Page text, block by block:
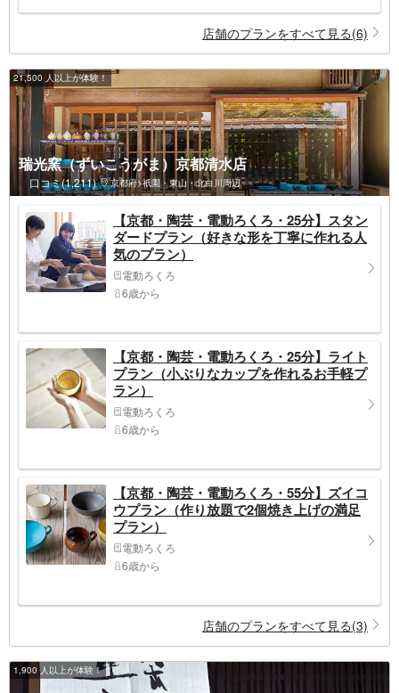
店舗のプランをすべて見る(6)
21,500 人以上が体験！
瑞光窯（ずいこうがま）京都清水店
口コミ(1,211) 京都府>祇園・東山・北白川周辺
【京都・陶芸・電動ろくろ・25分】スタン
ダードプラン（好きな形を丁寧に作れる人
気のプラン）
電動ろくろ
6歳から
【京都・陶芸・電動ろくろ・25分】ライト
プラン（小ぶりなカップを作れるお手軽プ
ラン）
電動ろくろ
6歳から
【京都・陶芸・電動ろくろ・55分】ズイコ
ウプラン（作り放題で2個焼き上げの満足
プラン）
電動ろくろ
6歳から
店舗のプランをすべて見る(3)
1,900 人以上が体験！